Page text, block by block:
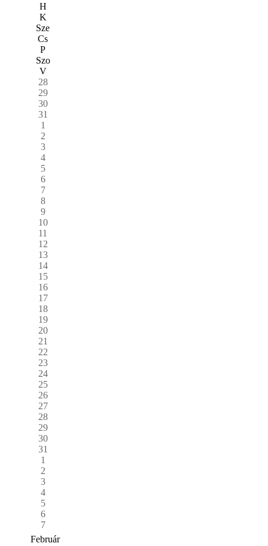
H
K
Sze
Cs
P
Szo
V
28
29
30
31
1
2
3
4
5
6
7
8
9
10
11
12
13
14
15
16
17
18
19
20
21
22
23
24
25
26
27
28
29
30
31
1
2
3
4
5
6
7
Február